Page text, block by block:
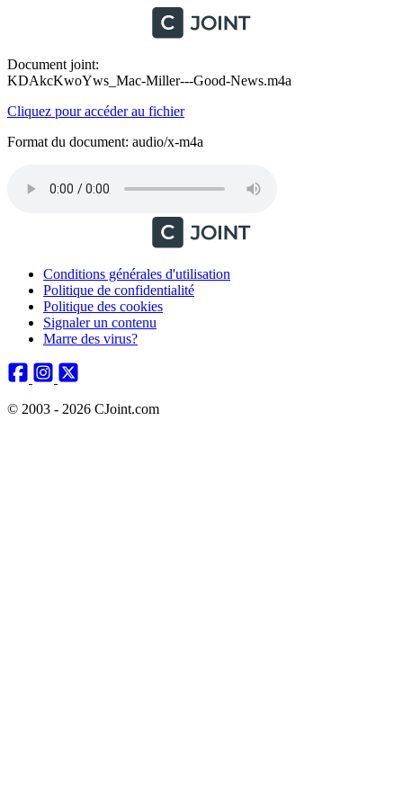
Document joint:
KDAkcKwoYws_Mac-Miller---Good-News.m4a
Cliquez pour accéder au fichier
Format du document: audio/x-m4a
Conditions générales d'utilisation
Politique de confidentialité
Politique des cookies
Signaler un contenu
Marre des virus?
© 2003 - 2026 CJoint.com